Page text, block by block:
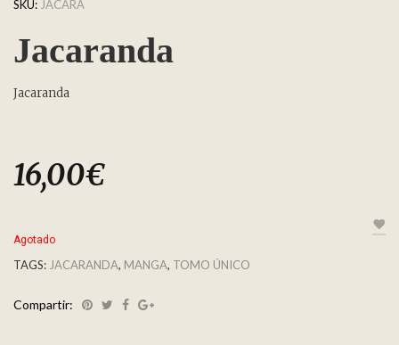
SKU: JACARA
Jacaranda
Jacaranda
16,00€
Agotado
TAGS: JACARANDA, MANGA, TOMO ÚNICO
Compartir: